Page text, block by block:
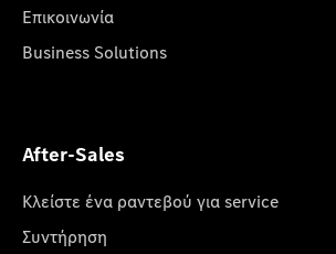
Επικοινωνία
Business Solutions
After-Sales
Κλείστε ένα ραντεβού για service
Συντήρηση